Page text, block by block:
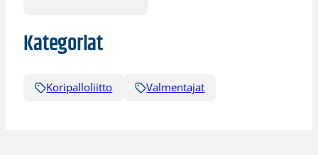
Kategoriat
Koripalloliitto Valmentajat